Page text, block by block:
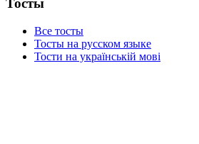
Тосты
Все тосты
Тосты на русском языке
Тости на українській мові